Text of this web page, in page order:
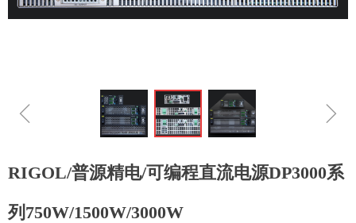
ꁆ ꁇ
RIGOL/普源精电/可编程直流电源DP3000系
列750W/1500W/3000W